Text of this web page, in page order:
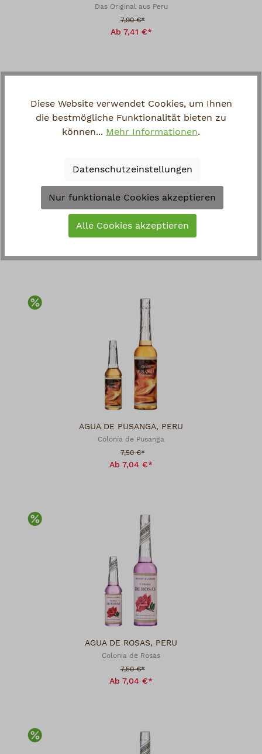
Das Original aus Peru
Verkaufspreis:
7,90 €*
Ab 7,41 €*
AGUA DE KANANGA, PERU
Colonia de Kananga
Verkaufspreis:
7,50 €*
Rabatt
AGUA DE PUSANGA, PERU
Colonia de Pusanga
Verkaufspreis:
7,50 €*
Ab 7,04 €*
Rabatt
AGUA DE ROSAS, PERU
Colonia de Rosas
Verkaufspreis:
7,50 €*
Ab 7,04 €*
Rabatt
Diese Website verwendet Cookies, um Ihnen
die bestmögliche Funktionalität bieten zu
können... Mehr Informationen.
Datenschutzeinstellungen
Nur funktionale Cookies akzeptieren
Alle Cookies akzeptieren